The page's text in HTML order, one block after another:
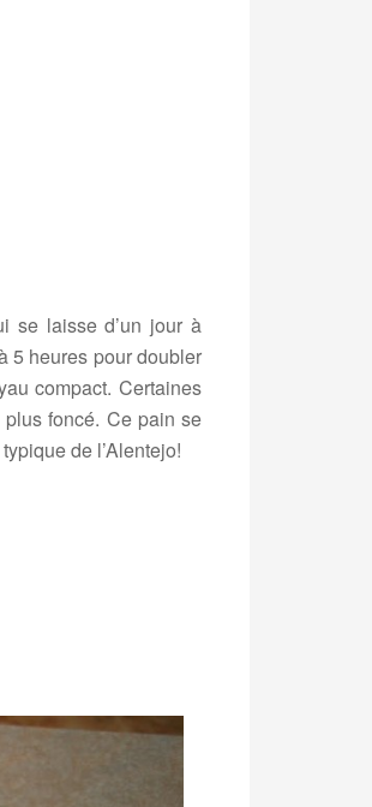
se laisse d’un jour à
5 heures pour doubler
compact. Certaines
foncé. Ce pain se
de l’Alentejo!